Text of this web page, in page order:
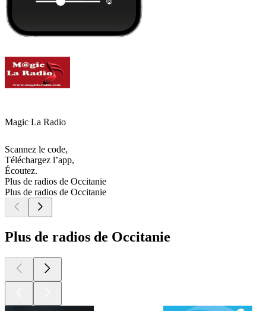
Magic La Radio
Scannez le code,
Téléchargez l’app,
Écoutez.
Plus de radios de Occitanie
Plus de radios de Occitanie
Plus de radios de Occitanie